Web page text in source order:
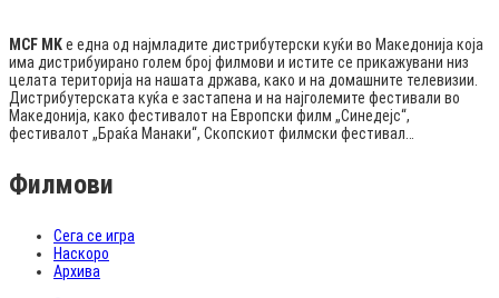
MCF MKе една од најмладите дистрибутерски куќи во Македонија која
има дистрибуирано голем број филмови и истите се прикажувани низ
целата територија на нашата држава, како и на домашните телевизии.
Дистрибутерската куќа е застапена и на најголемите фестивали во
Македонија, како фестивалот на Европски филм „Синедејс“,
фестивалот „Браќа Манаки“, Скопскиот филмски фестивал…
Филмови
Сега се игра
Наскоро
Архива